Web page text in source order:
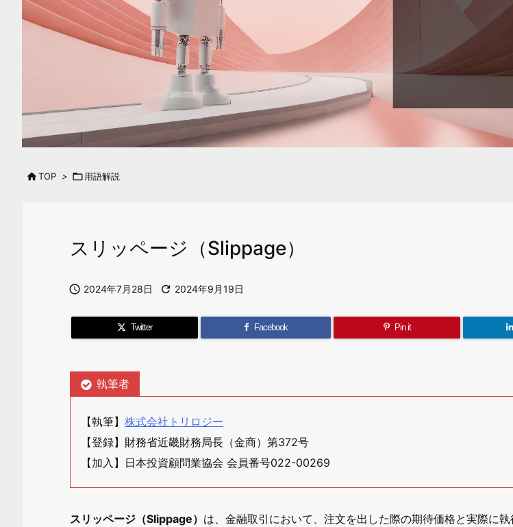
TOP > 用語解説
スリッページ（Slippage）
 2024年7月28日  2024年9月19日
Twitter Facebook Pin it
執筆者
【執筆】 株式会社トリロジー
【登録】財務省近畿財務局長（金商）第372号
【加入】日本投資顧問業協会 会員番号022-00269
スリッページ（Slippage） は、金融取引において、注文を出した際の期待価格と実際に